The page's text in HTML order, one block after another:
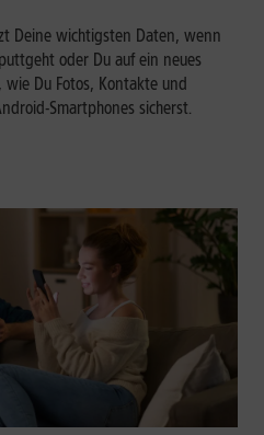
Deine wichtigsten Daten, wenn
oder Du auf ein neues
Du Fotos, Kontakte und
Smartphones sicherst.